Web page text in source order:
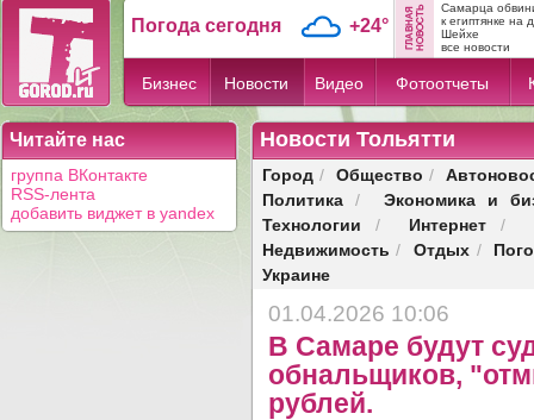
Погода сегодня +24°
Самарца
к египтянке на
Шейхе
все новости
Бизнес Новости Видео Фотоотчеты
Читайте нас
группа ВКонтакте
RSS-лента
добавить виджет в yandex
Новости Тольятти
Город / Общество /
Политика /
Экономика и
Технологии / Интернет/
Недвижимость / Отдых /
Украине
01.04.2026 10:06
В Самаре будут
обнальщиков,
рублей.